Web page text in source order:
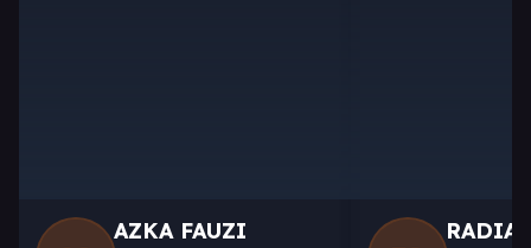
AZKA FAUZI